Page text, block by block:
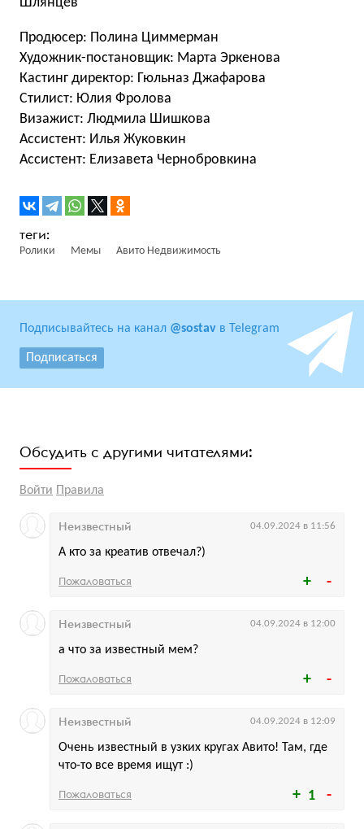
Шлянцев
Продюсер: Полина Циммерман
Художник-постановщик: Марта Эркенова
Кастинг директор: Гюльназ Джафарова
Стилист: Юлия Фролова
Визажист: Людмила Шишкова
Ассистент: Илья Жуковкин
Ассистент: Елизавета Чернобровкина
Ролики Мемы Авито Недвижимость
Подписывайтесь на канал @sostav в Telegram
Подписаться
Обсудить с другими читателями:
Войти Правила
А кто за креатив отвечал?)
Неизвестный 04.09.2024 в 11:56
Пожаловаться
а что за известный мем?
Неизвестный 04.09.2024 в 12:00
Пожаловаться
1
Очень известный в узких кругах Авито! Там, где
что-то все время ищут :)
Неизвестный 04.09.2024 в 12:09
Пожаловаться